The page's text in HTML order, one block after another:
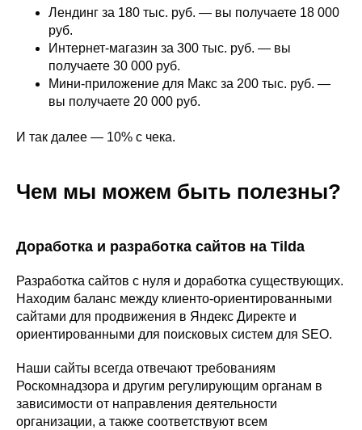
Лендинг за 180 тыс. руб. — вы получаете 18 000
руб.
Интернет-магазин за 300 тыс. руб. — вы
получаете 30 000 руб.
Мини-приложение для Макс за 200 тыс. руб. —
вы получаете 20 000 руб.
И так далее — 10% с чека.
Чем мы можем быть полезны?
Доработка и разработка сайтов на Tilda
Разработка сайтов с нуля и доработка существующих.
Находим баланс между клиенто-ориентированными
сайтами для продвижения в Яндекс Директе и
ориентированными для поисковых систем для SEO.
Наши сайты всегда отвечают требованиям
Роскомнадзора и другим регулирующим органам в
зависимости от направления деятельности
организации, а также соответствуют всем